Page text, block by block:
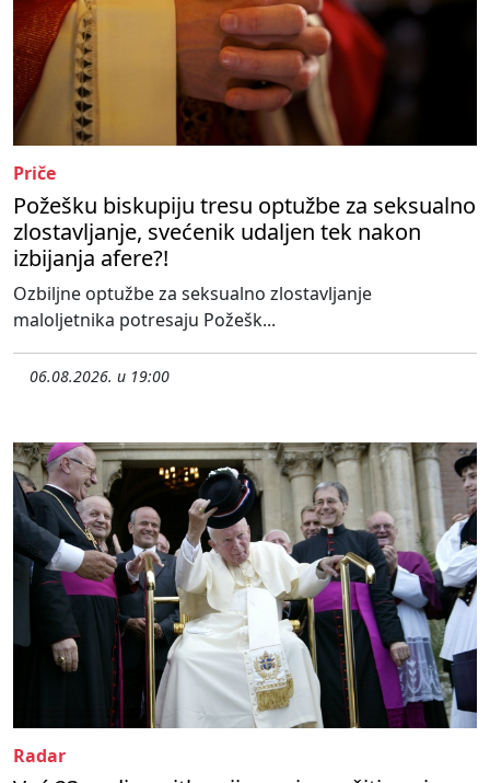
Priče
Požešku biskupiju tresu optužbe za seksualno
zlostavljanje, svećenik udaljen tek nakon
izbijanja afere?!
Ozbiljne optužbe za seksualno zlostavljanje
maloljetnika potresaju Požešk...
06.08.2026. u 19:00
Radar